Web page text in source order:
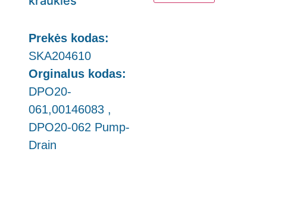
Prekės kodas:
SKA204610
Orginalus kodas:
DPO20-
061,00146083 ,
DPO20-062 Pump-
Drain